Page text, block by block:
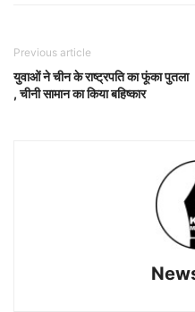
Previous article
युवाओं ने चीन के राष्ट्रपति का फूंका पुतला
, चीनी सामान का किया बहिष्कार